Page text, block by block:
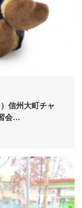
信州大町チャ
会…